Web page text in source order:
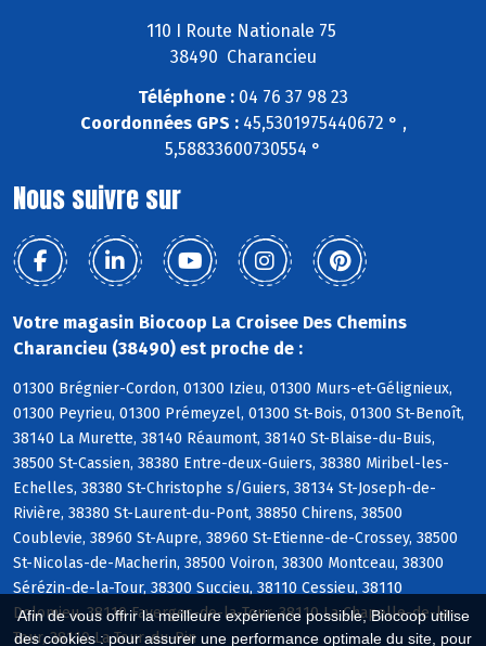
Afin de vous offrir la meilleure expérience possible, Biocoop utilise
des cookies : pour assurer une performance optimale du site, pour
110 I Route Nationale 75
38490 Charancieu
Téléphone : 04 76 37 98 23
Coordonnées GPS :45,5301975440672 ° ,
5,58833600730554 °
Nous suivre sur
Votre magasin Biocoop La Croisee Des Chemins
Charancieu (38490) est proche de :
01300 Brégnier-Cordon, 01300 Izieu, 01300 Murs-et-Gélignieux,
01300 Peyrieu, 01300 Prémeyzel, 01300 St-Bois, 01300 St-Benoît,
38140 La Murette, 38140 Réaumont, 38140 St-Blaise-du-Buis,
38500 St-Cassien, 38380 Entre-deux-Guiers, 38380 Miribel-les-
Echelles, 38380 St-Christophe s/Guiers, 38134 St-Joseph-de-
Rivière, 38380 St-Laurent-du-Pont, 38850 Chirens, 38500
Coublevie, 38960 St-Aupre, 38960 St-Etienne-de-Crossey, 38500
St-Nicolas-de-Macherin, 38500 Voiron, 38300 Montceau, 38300
Sérézin-de-la-Tour, 38300 Succieu, 38110 Cessieu, 38110
Dolomieu, 38110 Faverges-de-la-Tour, 38110 La Chapelle-de-la-
Tour, 38110 La Tour-du-Pin